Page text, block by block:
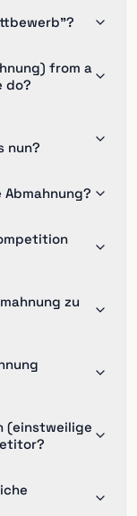
from a
do?
nun?
zu
(einstweilige